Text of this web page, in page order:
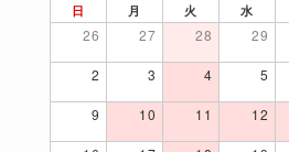
日 月 火 水
26 27 28 29
2 3 4 5
9 10 11 12